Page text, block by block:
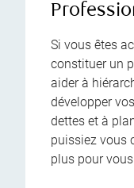
Si vous êtes
constituer un
aider à
développer
dettes et à
puissiez vous
plus pour